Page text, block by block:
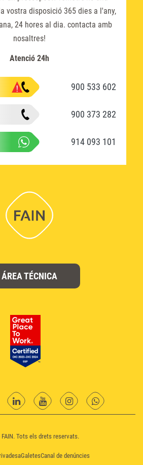
vostra disposició 365 dies a l'any,
24 hores al dia. contacta amb
nosaltres!
Atenció 24h
900 533 602
900 373 282
914 093 101
ÁREA TÉCNICA
LinkedinYouTubeinstagramWhatsapp
FAIN. Tots els drets reservats.
GaletesCanal de denúncies